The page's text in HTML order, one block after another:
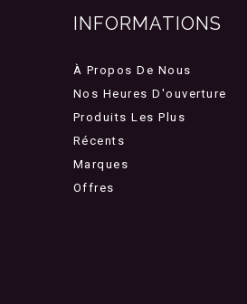
INFORMATIONS
À Propos De Nous
Nos Heures D'ouverture
Produits Les Plus
Récents
Marques
Offres